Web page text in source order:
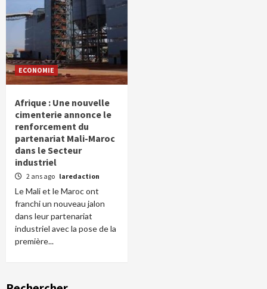
ECONOMIE
Afrique : Une nouvelle
cimenterie annonce le
renforcement du
partenariat Mali-Maroc
dans le Secteur
industriel
2 ans ago laredaction
Le Mali et le Maroc ont
franchi un nouveau jalon
dans leur partenariat
industriel avec la pose de la
première...